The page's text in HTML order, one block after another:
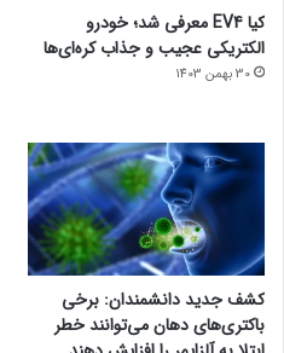
کیا EV4 معرفی شد؛ خودرو
الکتریکی عجیب و جذاب کره‌ای‌ها
30 بهمن 1403
کشف جدید دانشمندان: برخی
باکتری‌های دهان می‌توانند خطر